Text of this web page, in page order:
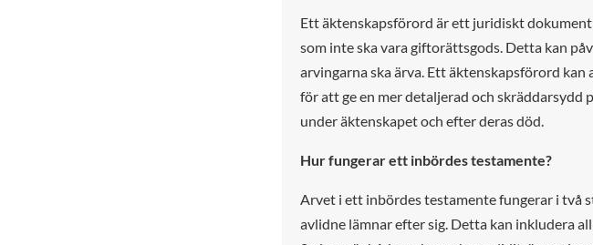
Ett äktenskapsförord är ett juridiskt
som inte ska vara giftorättsgods. Detta kan
arvingarna ska ärva. Ett äktenskapsförord
för att ge en mer detaljerad och skräddarsydd
under äktenskapet och efter deras död.
Hur fungerar ett inbördes testamente?
Arvet i ett inbördes testamente fungerar i två
avlidne lämnar efter sig. Detta kan inkludera